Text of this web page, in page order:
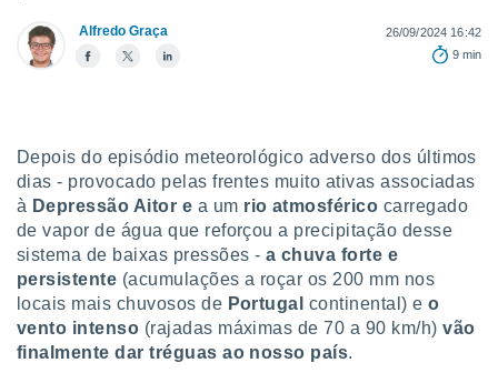
a
o
no
como
um perfil
lhe
e
com
Pode
Alfredo Graça
26/09/2024 16:42
9 min
Depois do episódio meteorológico adverso dos últimos
dias - provocado pelas frentes muito ativas associadas
à Depressão Aitor e a um rio atmosférico carregado
de vapor de água que reforçou a precipitação desse
sistema de baixas pressões - a chuva forte e
persistente (acumulações a roçar os 200 mm nos
locais mais chuvosos de Portugal continental) eo
vento intenso (rajadas máximas de 70 a 90 km/h)vão
finalmente dar tréguas ao nosso país.